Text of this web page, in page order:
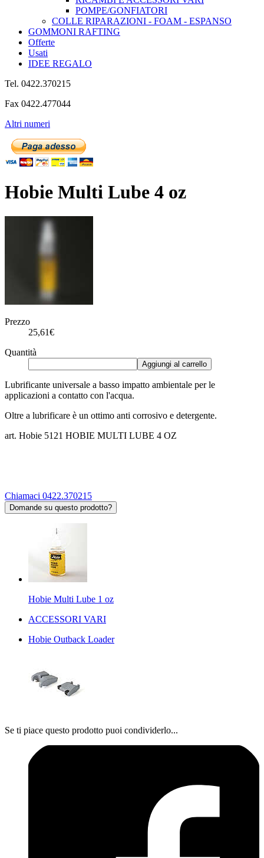
POMPE/GONFIATORI
COLLE RIPARAZIONI - FOAM - ESPANSO
GOMMONI RAFTING
Offerte
Usati
IDEE REGALO
Tel. 0422.370215
Fax 0422.477044
Altri numeri
Hobie Multi Lube 4 oz
Prezzo
25,61€
Quantità
Aggiungi al carrello
Lubrificante universale a basso impatto ambientale per le
applicazioni a contatto con l'acqua.
Oltre a lubrificare è un ottimo anti corrosivo e detergente.
art. Hobie 5121 HOBIE MULTI LUBE 4 OZ
Chiamaci 0422.370215
Domande su questo prodotto?
Hobie Multi Lube 1 oz
ACCESSORI VARI
Hobie Outback Loader
Se ti piace questo prodotto puoi condividerlo...